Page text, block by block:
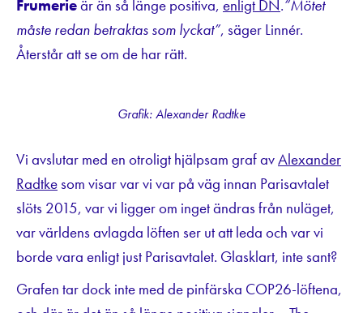
Frumerieär än så länge positiva, enligt DN.”Mötet
måste redan betraktas som lyckat”, säger Linnér.
Återstår att se om de har rätt.
Grafik: Alexander Radtke
Vi avslutar med en otroligt hjälpsam graf avAlexander
Radtkesom visar var vi var på väg innan Parisavtalet
slöts 2015, var vi ligger om inget ändras från nuläget,
var världens avlagda löften ser ut att leda och var vi
borde vara enligt just Parisavtalet. Glasklart, inte sant?
Grafen tar dock inte med de pinfärska COP26-löftena,